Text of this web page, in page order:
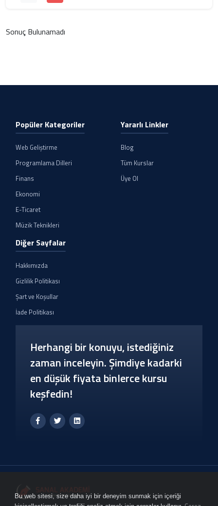
Bu web sitesi, size daha iyi bir deneyim sunmak için içeriği
Sonuç Bulunamadı
Popüler Kategoriler
Web Geliştirme
Programlama Dilleri
Finans
Ekonomi
E-Ticaret
Müzik Teknikleri
Yararlı Linkler
Blog
Tüm Kurslar
Üye Ol
Diğer Sayfalar
Hakkımızda
Gizlilik Politikası
Şart ve Koşullar
İade Politikası
Herhangi bir konuyu, istediğiniz
zaman inceleyin. Şimdiye kadarki
en düşük fiyata binlerce kursu
keşfedin!